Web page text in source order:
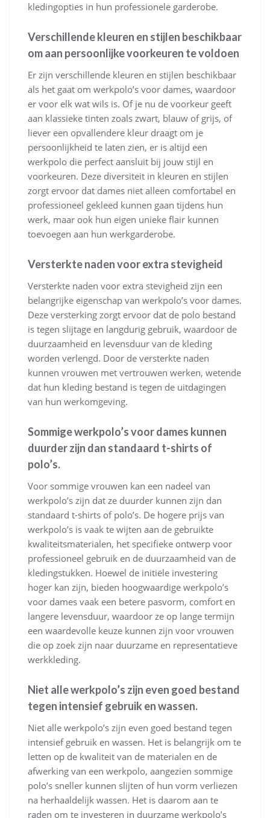
kledingopties in hun professionele garderobe.
Verschillende kleuren en stijlen beschikbaar
om aan persoonlijke voorkeuren te voldoen
Er zijn verschillende kleuren en stijlen beschikbaar
als het gaat om werkpolo’s voor dames, waardoor
er voor elk wat wils is. Of je nu de voorkeur geeft
aan klassieke tinten zoals zwart, blauw of grijs, of
liever een opvallendere kleur draagt om je
persoonlijkheid te laten zien, er is altijd een
werkpolo die perfect aansluit bij jouw stijl en
voorkeuren. Deze diversiteit in kleuren en stijlen
zorgt ervoor dat dames niet alleen comfortabel en
professioneel gekleed kunnen gaan tijdens hun
werk, maar ook hun eigen unieke flair kunnen
toevoegen aan hun werkgarderobe.
Versterkte naden voor extra stevigheid
Versterkte naden voor extra stevigheid zijn een
belangrijke eigenschap van werkpolo’s voor dames.
Deze versterking zorgt ervoor dat de polo bestand
is tegen slijtage en langdurig gebruik, waardoor de
duurzaamheid en levensduur van de kleding
worden verlengd. Door de versterkte naden
kunnen vrouwen met vertrouwen werken, wetende
dat hun kleding bestand is tegen de uitdagingen
van hun werkomgeving.
Sommige werkpolo’s voor dames kunnen
duurder zijn dan standaard t-shirts of
polo’s.
Voor sommige vrouwen kan een nadeel van
werkpolo’s zijn dat ze duurder kunnen zijn dan
standaard t-shirts of polo’s. De hogere prijs van
werkpolo’s is vaak te wijten aan de gebruikte
kwaliteitsmaterialen, het specifieke ontwerp voor
professioneel gebruik en de duurzaamheid van de
kledingstukken. Hoewel de initiële investering
hoger kan zijn, bieden hoogwaardige werkpolo’s
voor dames vaak een betere pasvorm, comfort en
langere levensduur, waardoor ze op lange termijn
een waardevolle keuze kunnen zijn voor vrouwen
die op zoek zijn naar duurzame en representatieve
werkkleding.
Niet alle werkpolo’s zijn even goed bestand
tegen intensief gebruik en wassen.
Niet alle werkpolo’s zijn even goed bestand tegen
intensief gebruik en wassen. Het is belangrijk om te
letten op de kwaliteit van de materialen en de
afwerking van een werkpolo, aangezien sommige
polo’s sneller kunnen slijten of hun vorm verliezen
na herhaaldelijk wassen. Het is daarom aan te
raden om te investeren in duurzame werkpolo’s